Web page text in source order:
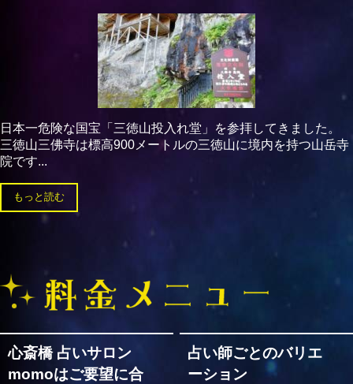
日本一危険な国宝「三徳山投入れ堂」を参拝してきました。
三徳山三佛寺は標高900メートルの三徳山に境内を持つ山岳寺
院です...
もっと読む
心斎橋 占いサロン
momoはご要望に合
占い師ごとのバリエ
ーション